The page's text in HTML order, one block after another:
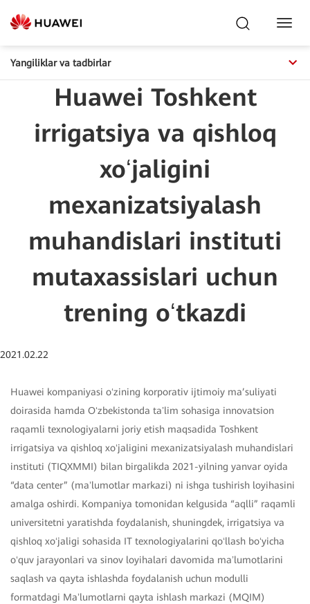
Yangiliklar va tadbirlar
Huawei Toshkent
irrigatsiya va qishloq
xoʻjaligini
mexanizatsiyalash
muhandislari instituti
mutaxassislari uchun
trening oʻtkazdi
2021.02.22
Huawei kompaniyasi oʻzining korporativ ijtimoiy ma’suliyati
doirasida hamda Oʻzbekistonda taʼlim sohasiga innovatsion
raqamli texnologiyalarni joriy etish maqsadida Toshkent
irrigatsiya va qishloq xoʻjaligini mexanizatsiyalash muhandislari
instituti (TIQXMMI) bilan birgalikda 2021-yilning yanvar oyida
“data center” (maʼlumotlar markazi) ni ishga tushirish loyihasini
amalga oshirdi. Kompaniya tomonidan kelgusida “aqlli” raqamli
universitetni yaratishda foydalanish, shuningdek, irrigatsiya va
qishloq xoʻjaligi sohasida IT texnologiyalarini qoʻllash boʻyicha
oʻquv jarayonlari va sinov loyihalari davomida maʼlumotlarini
saqlash va qayta ishlashda foydalanish uchun modulli
formatdagi Maʼlumotlarni qayta ishlash markazi (MQIM)